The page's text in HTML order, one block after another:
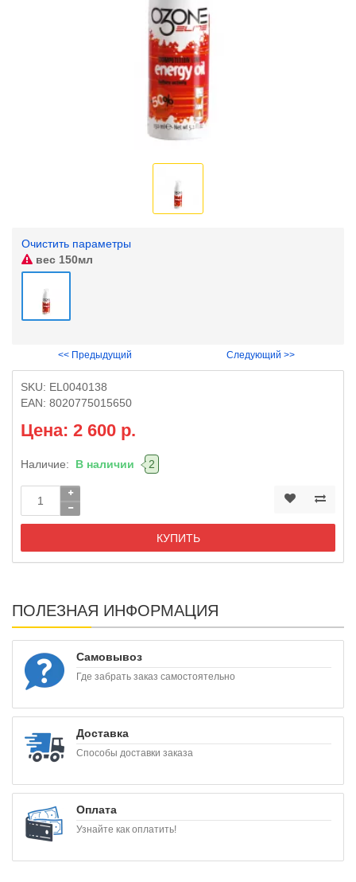
Очистить параметры
вес 150мл
<< Предыдущий Следующий >>
SKU: EL0040138
EAN: 8020775015650
Цена: 2 600 р.
Наличие: В наличии 2
КУПИТЬ
ПОЛЕЗНАЯ ИНФОРМАЦИЯ
Самовывоз
Где забрать заказ самостоятельно
Доставка
Способы доставки заказа
Оплата
Узнайте как оплатить!